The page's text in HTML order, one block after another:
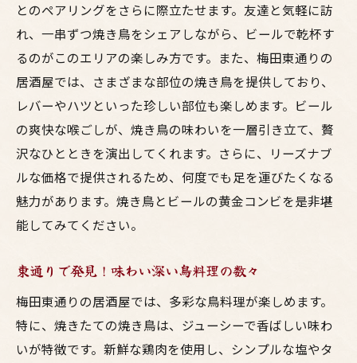
とのペアリングをさらに際立たせます。友達と気軽に訪
れ、一串ずつ焼き鳥をシェアしながら、ビールで乾杯す
るのがこのエリアの楽しみ方です。また、梅田東通りの
居酒屋では、さまざまな部位の焼き鳥を提供しており、
レバーやハツといった珍しい部位も楽しめます。ビール
の爽快な喉ごしが、焼き鳥の味わいを一層引き立て、贅
沢なひとときを演出してくれます。さらに、リーズナブ
ルな価格で提供されるため、何度でも足を運びたくなる
魅力があります。焼き鳥とビールの黄金コンビを是非堪
能してみてください。
東通りで発見！味わい深い鳥料理の数々
梅田東通りの居酒屋では、多彩な鳥料理が楽しめます。
特に、焼きたての焼き鳥は、ジューシーで香ばしい味わ
いが特徴です。新鮮な鶏肉を使用し、シンプルな塩やタ